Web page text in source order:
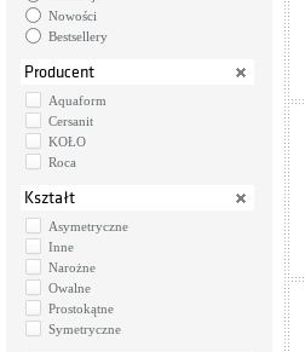
Nowości
Bestsellery
Producent
Aquaform
Cersanit
KOŁO
Roca
Kształt
Asymetryczne
Inne
Narożne
Owalne
Prostokątne
Symetryczne